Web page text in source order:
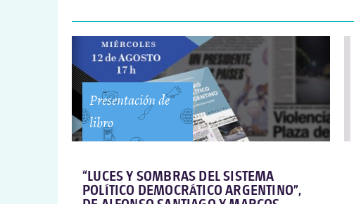
Presentación de
libro
“LUCES Y SOMBRAS DEL SISTEMA
POLÍTICO DEMOCRÁTICO ARGENTINO”,